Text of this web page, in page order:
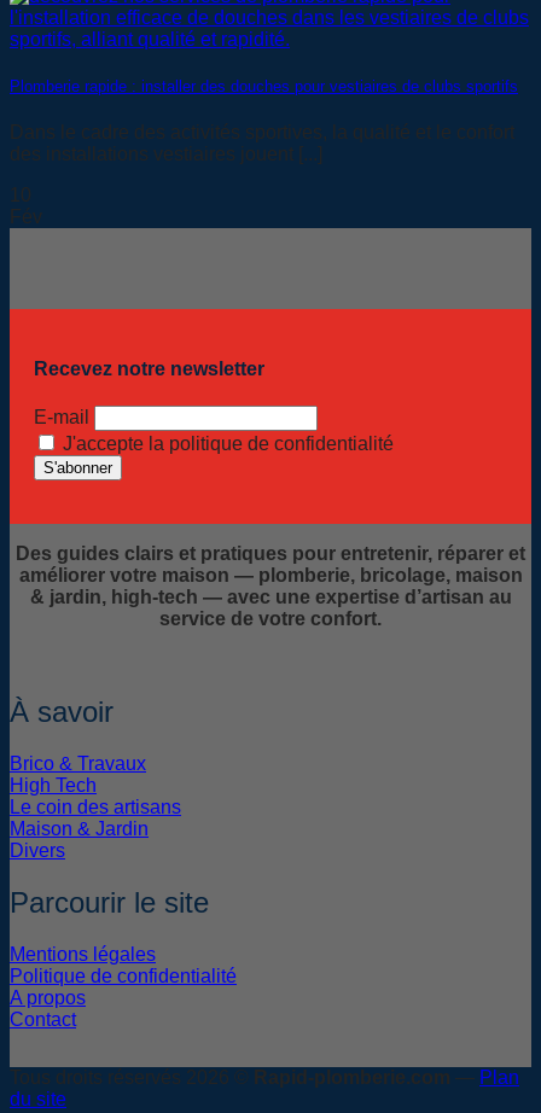
Plomberie rapide : installer des douches pour vestiaires de clubs sportifs
Dans le cadre des activités sportives, la qualité et le confort
des installations vestiaires jouent [...]
10
Fév
Recevez notre newsletter
E-mail
J'accepte la politique de confidentialité
Des guides clairs et pratiques pour entretenir, réparer et
améliorer votre maison — plomberie, bricolage, maison
& jardin, high-tech — avec une expertise d’artisan au
service de votre confort.
À savoir
Brico & Travaux
High Tech
Le coin des artisans
Maison & Jardin
Divers
Parcourir le site
Mentions légales
Politique de confidentialité
A propos
Contact
Tous droits réservés 2026 © Rapid-plomberie.com — Plan
du site